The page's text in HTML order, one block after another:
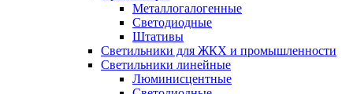
Металлогалогенные
Светодиодные
Штативы
Светильники для ЖКХ и промышленности
Светильники линейные
Люминисцентные